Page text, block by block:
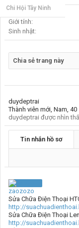
Chi Hội Tây Ninh
Giới tính:
Sinh nhật:
Chia sẻ trang này
duydeptrai
Thành viên mới, Nam, 40
duydeptrai được nhìn
Tin nhắn hồ sơ
zaozozo
Sửa Chữa Điện Thoại
http://
Sửa Chữa Điện Thoại
http://